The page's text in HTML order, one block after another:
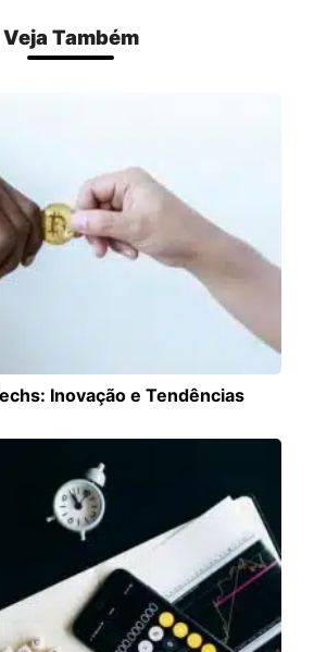
Veja Também
Inovação e Tendências